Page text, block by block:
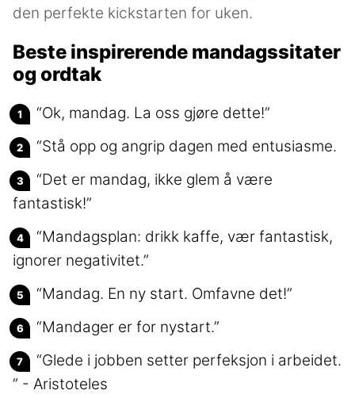
den perfekte kickstarten for uken.
Beste inspirerende mandagssitater
og ordtak
“Ok, mandag. La oss gjøre dette!”
“Stå opp og angrip dagen med entusiasme.
“Det er mandag, ikke glem å være
fantastisk!”
“Mandagsplan: drikk kaffe, vær fantastisk,
ignorer negativitet.”
“Mandag. En ny start. Omfavne det!”
“Mandager er for nystart.”
“Glede i jobben setter perfeksjon i arbeidet.
” - Aristoteles